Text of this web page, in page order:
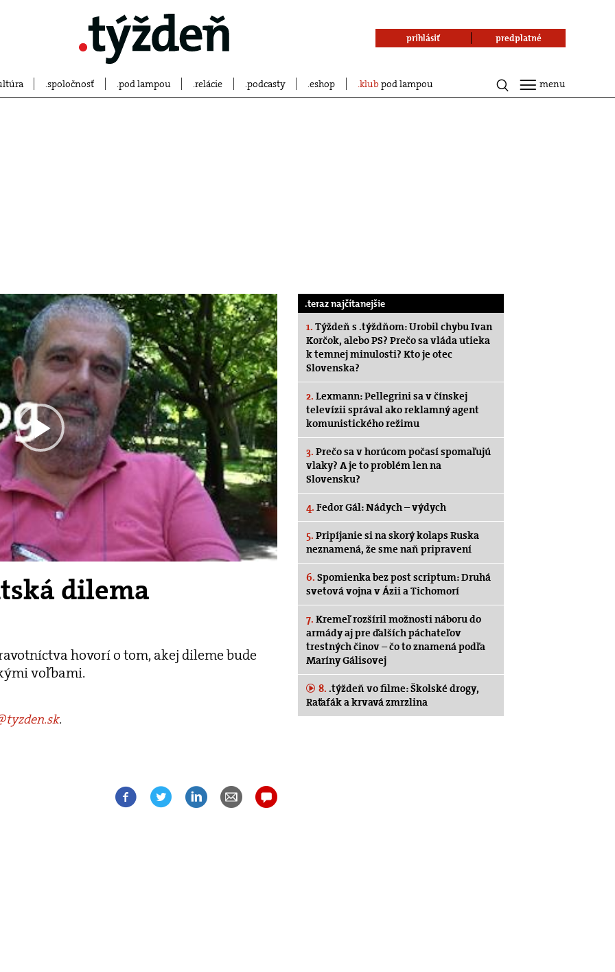
spoločnosť pod lampou relácie podcasty eshop klubpod lampou
prihlásiť predplatné
menu
Play
Video
dilema
hovorí o tom, akej dileme bude
voľbami.
.
.teraz najčítanejšie
1. Týždeň s .týždňom: Urobil chybu Ivan
Korčok, alebo PS? Prečo sa vláda utieka
k temnej minulosti? Kto je otec
Slovenska?
2. Lexmann: Pellegrini sa v čínskej
televízii správal ako reklamný agent
komunistického režimu
3. Prečo sa v horúcom počasí spomaľujú
vlaky? A je to problém len na
Slovensku?
4. Fedor Gál: Nádych – výdych
5. Pripíjanie si na skorý kolaps Ruska
neznamená, že sme naň pripravení
6. Spomienka bez post scriptum: Druhá
svetová vojna v Ázii a Tichomorí
7. Kremeľ rozšíril možnosti náboru do
armády aj pre ďalších páchateľov
trestných činov – čo to znamená podľa
Maríny Gálisovej
8. .týždeň vo filme: Školské drogy,
Raťafák a krvavá zmrzlina